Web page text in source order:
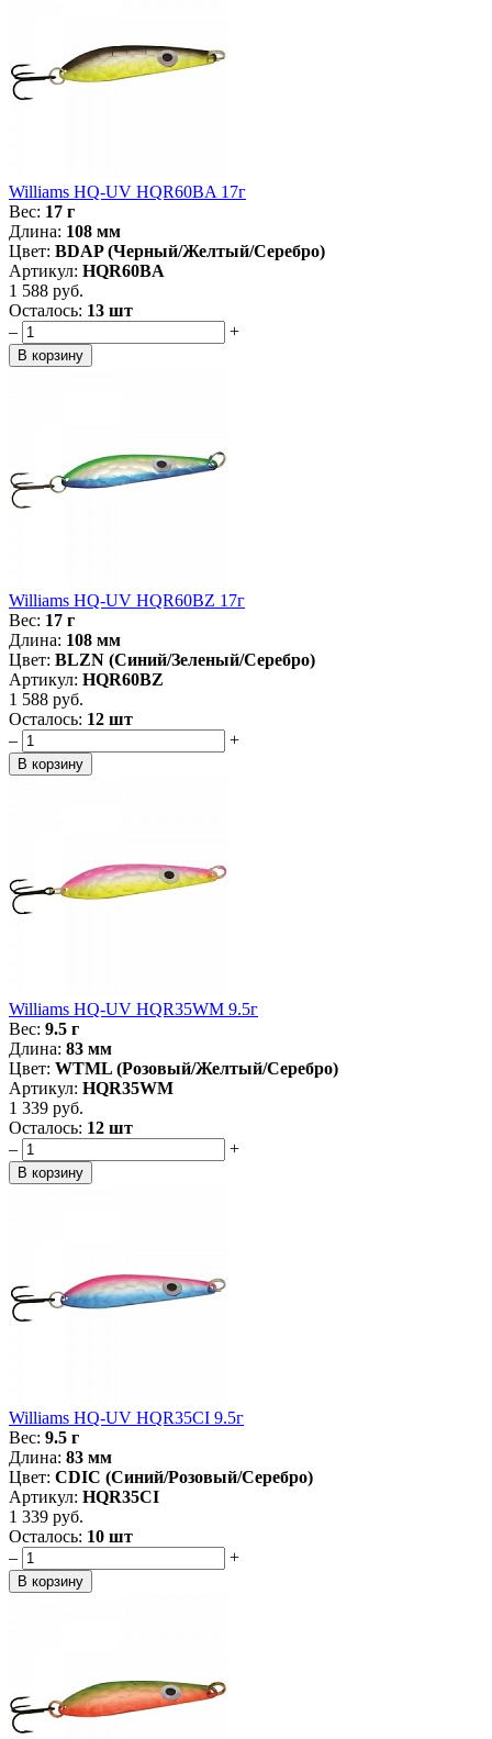
Williams HQ-UV HQR60BA 17г
Вес: 17 г
Длина: 108 мм
Цвет: BDAP (Черный/Желтый/Серебро)
Артикул: HQR60BA
1 588 руб.
Осталось: 13 шт
–
+
Williams HQ-UV HQR60BZ 17г
Вес: 17 г
Длина: 108 мм
Цвет: BLZN (Синий/Зеленый/Серебро)
Артикул: HQR60BZ
1 588 руб.
Осталось: 12 шт
–
+
Williams HQ-UV HQR35WM 9.5г
Вес: 9.5 г
Длина: 83 мм
Цвет: WTML (Розовый/Желтый/Серебро)
Артикул: HQR35WM
1 339 руб.
Осталось: 12 шт
–
+
Williams HQ-UV HQR35CI 9.5г
Вес: 9.5 г
Длина: 83 мм
Цвет: CDIC (Синий/Розовый/Серебро)
Артикул: HQR35CI
1 339 руб.
Осталось: 10 шт
–
+